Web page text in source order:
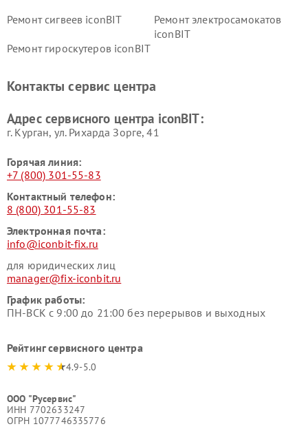
Ремонт сигвеев iconBIT
Ремонт электросамокатов
iconBIT
Ремонт гироскутеров iconBIT
Контакты сервис центра
Адрес сервисного центра iconBIT:
г. Курган, ул. Рихарда Зорге, 41
Горячая линия:
+7 (800) 301-55-83
Контактный телефон:
8 (800) 301-55-83
Электронная почта:
info@iconbit-fix.ru
для юридических лиц
manager@fix-iconbit.ru
График работы:
ПН-ВСК с 9:00 до 21:00 без перерывов и выходных
Рейтинг сервисного центра
4.9-5.0
ООО "Русервис"
ИНН 7702633247
ОГРН 1077746335776